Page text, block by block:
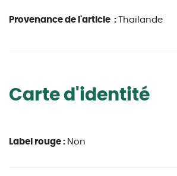
Provenance de l'article : Thaïlande
Carte d'identité
Label rouge : Non